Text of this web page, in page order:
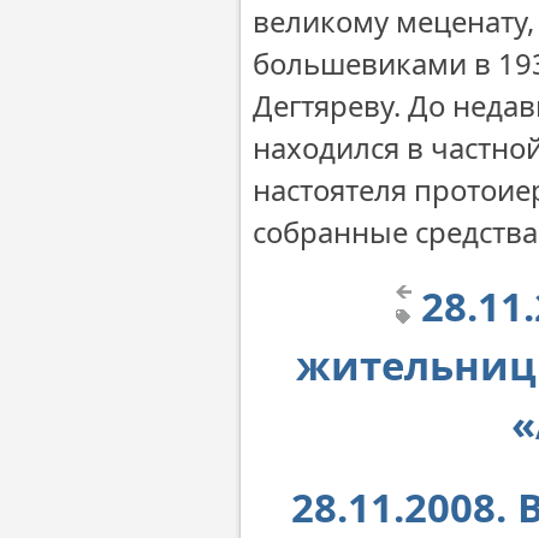
великому
большевиками в
Дегтяреву. До
находился в
настоятеля
собранные